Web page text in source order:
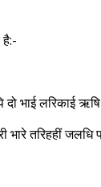
है:-
भाई लरिकाई
भारे तरिहहीं जलधि